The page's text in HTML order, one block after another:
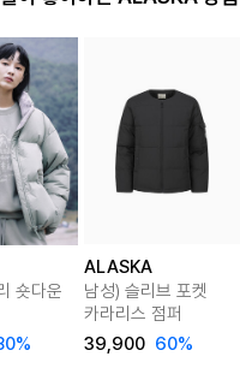
숏다운
ALASKA
남성) 슬리브 포켓
카라리스 점퍼
39,900 60%